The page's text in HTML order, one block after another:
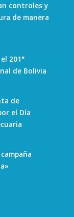
controles y
de manera
201°
de Bolivia
de
el Día